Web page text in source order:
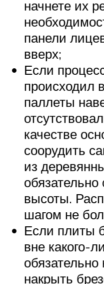
начнете их
панели
вверх;
Если
происходил
паллеты
качестве
соорудить
из
обязательно
высоты.
шагом не
Если плиты
вне какого-
накрыть